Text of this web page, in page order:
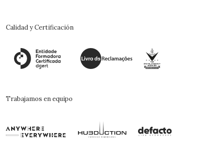
Calidad y Certificación
Trabajamos en equipo